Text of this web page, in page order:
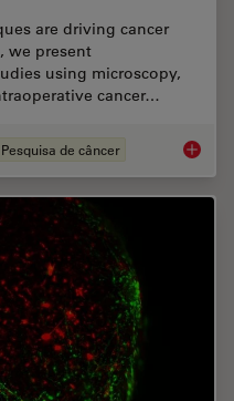
are driving cancer
we present
using microscopy,
cancer…
Pesquisa de câncer